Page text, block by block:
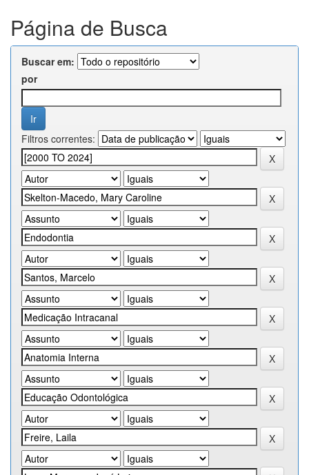
Página de Busca
Buscar em:
por
Filtros correntes: